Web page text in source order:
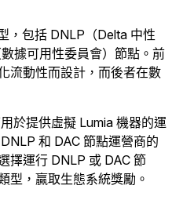
，包括 DNLP（Delta 中性
據可用性委員會）節點。前
流動性而設計，而後者在數
於提供虛擬 Lumia 機器的運
和 DAC 節點運營商的
擇運行 DNLP 或 DAC 節
型，贏取生態系統獎勵。